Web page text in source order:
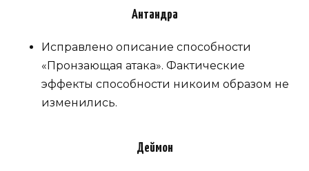
Антандра
Исправлено описание способности
«Пронзающая атака». Фактические
эффекты способности никоим образом не
изменились.
Деймон